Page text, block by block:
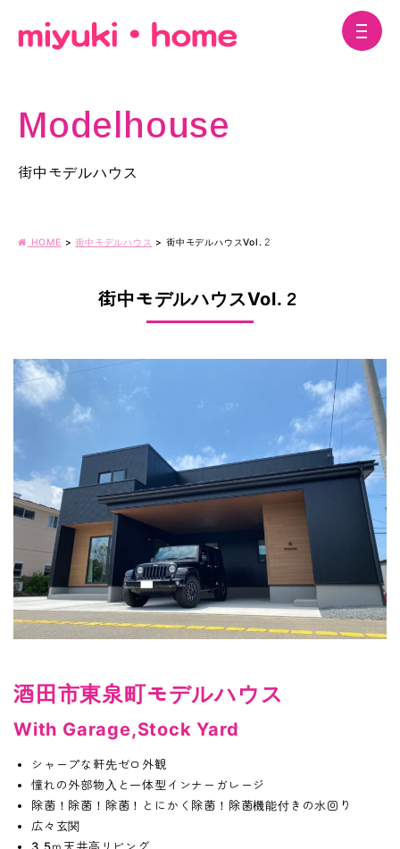
Modelhouse
街中モデルハウス
HOME >街中モデルハウス >街中モデルハウスVol.２
街中モデルハウスVol.２
酒田市東泉町モデルハウス
With Garage,Stock Yard
シャープな軒先ゼロ外観
憧れの外部物入と一体型インナーガレージ
除菌！除菌！除菌！とにかく除菌！除菌機能付きの水回り
広々玄関
3.5ｍ天井高リビング